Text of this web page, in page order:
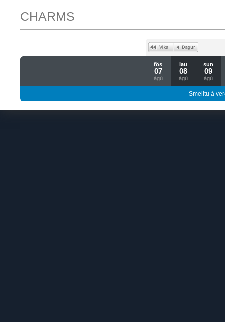
CHARMS
fös
07
ágú
lau
08
ágú
sun
09
ágú
Smelltu á